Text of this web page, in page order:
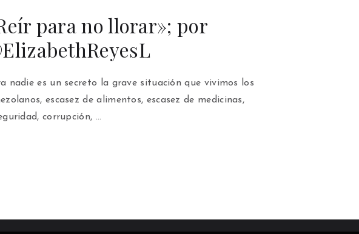
para no llorar»; por
nadie es un secreto la grave situación que vivimos los
escasez de alimentos, escasez de medicinas,
corrupción, …